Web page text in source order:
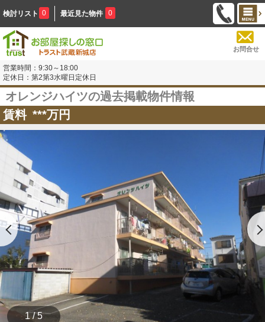
検討リスト 0 最近見た物件 0
お問合せ
営業時間：9:30～18:00
定休日：第2第3水曜日定休日
オレンジハイツの過去掲載物件情報
賃料 ***万円
1 / 5